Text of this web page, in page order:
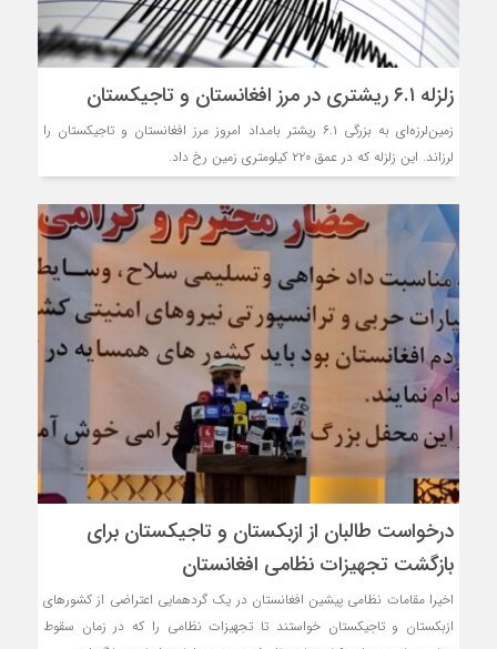
زلزله ۶.۱ ریشتری در مرز افغانستان و تاجیکستان
زمین‌لرزه‌ای به بزرگی ۶.۱ ریشتر بامداد امروز مرز افغانستان و تاجیکستان را
لرزاند. این زلزله که در عمق ۲۲۰ کیلومتری زمین رخ داد.
درخواست طالبان از ازبکستان و تاجیکستان برای
بازگشت تجهیزات نظامی افغانستان
اخیرا مقامات نظامی پیشین افغانستان در یک گردهمایی اعتراضی از کشورهای
ازبکستان و تاجیکستان خواستند تا تجهیزات نظامی را که در زمان سقوط